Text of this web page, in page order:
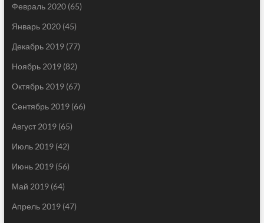
Февраль 2020(65)
Январь 2020(45)
Декабрь 2019(77)
Ноябрь 2019(82)
Октябрь 2019(67)
Сентябрь 2019(66)
Август 2019(65)
Июль 2019(42)
Июнь 2019(56)
Май 2019(64)
Апрель 2019(47)